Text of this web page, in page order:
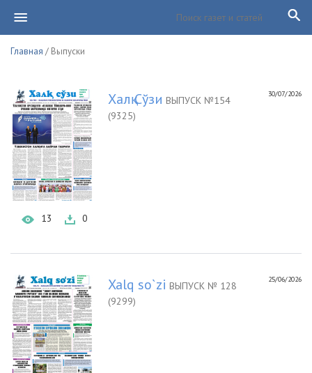
Главная / Выпуски
13 0
30/07/2026
Халқ Сўзи ВЫПУСК №154
(9325)
25/06/2026
Xalq so`zi ВЫПУСК № 128
(9299)